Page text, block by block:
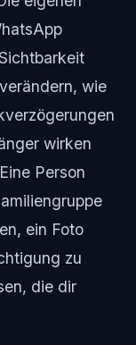
wie
wirken
Person
ein Foto
zu
die dir